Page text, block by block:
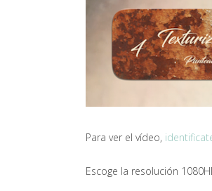
Para ver el vídeo,
Escoge la resolución